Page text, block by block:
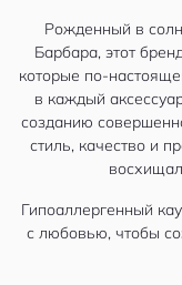
Рожденный в
Барбара, этот
которые по-
в каждый
созданию
стиль, качество и
Гипоаллергенный
с любовью, чтобы